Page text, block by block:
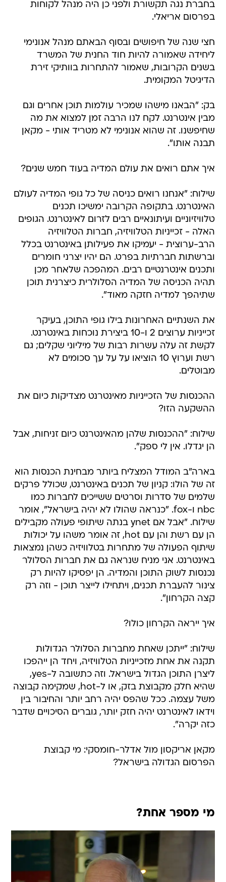
בחברת נגה תקשורת ולפני כן היה מנהל לקוחות
בפרסום אריאלי.
חצי שנה של חיפושים ובסוף הבאתם מנהל אנונימי
ליחידה שאמורה להיות חוד החנית של המשרד
בשנים הקרובות, שאמור להתחרות בוותיקי זירת
הדיגיטל המקומית.
בק: "הבאנו מישהו שמכיר עולמות תוכן אחרים וגם
מבין אינטרנט. לקח לנו הרבה זמן למצוא את מה
שחיפשנו. זה שהוא אנונימי לא מטריד אותי - מקאן
תבנה אותו".
איך אתם רואים את עולם המדיה בעוד חמש שנים?
שילוח: "אנחנו רואים כניסה של כל גופי המדיה לעולם
האינטרנט. בתקופה הקרובה ימשיכו תכנים
טלוויזיוניים ועיתונאיים רבים לזרום לאינטרנט. הגופים
האלה - זכייניות הטלוויזיה, חברות הטלוויזיה
הרב-ערוצית - יעמיקו את פעילותן באינטרנט בכלל
וברשתות חברתיות בפרט. הם יהיו יצרני חומרים
ותכנים אינטרנטיים רבים. המהפכה שלאחר מכן
תהיה הכניסה של המדיה הסלולרית כיצרנית תוכן
שתיהפך למדיה חזקה מאוד".
את השנתיים האחרונות בילו גופי התוכן, בעיקר
זכייניות ערוצים 2 ו-10 ביצירת נוכחות באינטרנט.
לקשת זה עלה עשרות רבות של מיליוני שקלים; גם
רשת וערוץ 10 הוציאו על על עך סכומים לא
מבוטלים.
ההכנסות של הזכייניות מאינטרנט מצדיקות כיום את
ההשקעה הזו?
שילוח: "ההכנסות שלהן מהאינטרנט כיום זניחות, אבל
הן יגדלו. אין לי ספק".
בארה"ב המודל המצליח ביותר מבחינת הכנסות הוא
זה של הולו: קניון של תכנים באינטרנט, שכולל פרקים
שלמים של סדרות וסרטים ששייכים לחברות כמו
nbc ו-fox. "כנראה שהולו לא יהיה בישראל", אומר
שילוח. "אבל אם ynet בנתה שיתופי פעולה מקבילים
הן עם רשת והן עם hot, זה אומר משהו על יכולות
שיתוף הפעולה של מתחרות בטלוויזיה כשהן נמצאות
באינטרנט. אני מניח שנראה גם את חברות הסלולר
נכנסות לשוק התוכן והמדיה. הן יפסיקו להיות רק
צינור להעברת תכנים, ויתחילו לייצר תוכן - וזה רק
קצה הקרחון".
איך ייראה הקרחון כולו?
שילוח: "ייתכן שאחת מחברות הסלולר הגדולות
תקנה את אחת מזכייניות הטלוויזיה, ויחד הן ייהפכו
ליצרן התוכן הגדול בישראל. וזה כתשובה ל-yes,
שהיא חלק מקבוצת בזק, או ל-hot, שמקימה קבוצה
משל עצמה. ככל שהפס יהיה רחב יותר והחיבור בין
וידאו לאינטרנט יהיה חזק יותר, גוברים הסיכויים שדבר
כזה יקרה".
מקאן אריקסון מול אדלר-חומסקי: מי קבוצת
הפרסום הגדולה בישראל?
מי מספר אחת?